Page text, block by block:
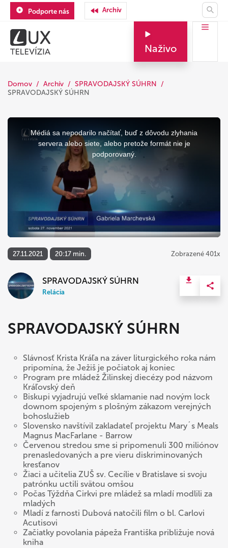
Podporte nás Archív
Naživo
Domov Archív
SPRAVODAJSKÝ SÚHRN
SPRAVODAJSKÝ SÚHRN
This
window.
Médiá sa nepodarilo načítať, buď z dôvodu zlyhania
servera alebo siete, alebo pretože formát nie je
podporovaný.
27.11.2021 20:17 min. Zobrazené 401x
SPRAVODAJSKÝ SÚHRN
Relácia
SPRAVODAJSKÝ SÚHRN
Slávnosť Krista Kráľa na záver liturgického roka nám
pripomína, že Ježiš je počiatok aj koniec
Program pre mládež Žilinskej diecézy pod názvom
Kráľovský deň
Biskupi vyjadrujú veľké sklamanie nad novým lock
downom spojeným s plošným zákazom verejných
bohoslužieb
Slovensko navštívil zakladateľ projektu Mary´s Meals
Magnus MacFarlane - Barrow
Červenou stredou sme si pripomenuli 300 miliónov
prenasledovaných a pre vieru diskriminovaných
kresťanov
Žiaci a učitelia ZUŠ sv. Cecílie v Bratislave si svoju
patrónku uctili svätou omšou
Počas Týždňa Cirkvi pre mládež sa mladí modlili za
mladých
Mladí z farnosti Dubová natočili film o bl. Carlovi
Acutisovi
Začiatky povolania pápeža Františka približuje nová
kniha